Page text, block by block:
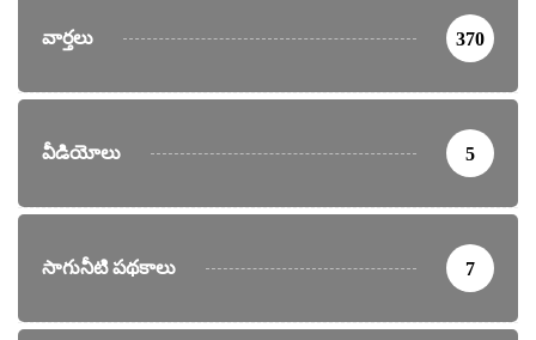
వార్తలు 370
వీడియోలు 5
సాగునీటి పథకాలు 7